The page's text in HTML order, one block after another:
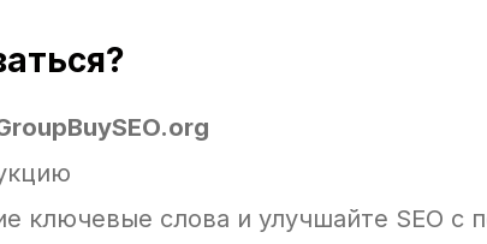
ключевые слова и улучшайте SEO с